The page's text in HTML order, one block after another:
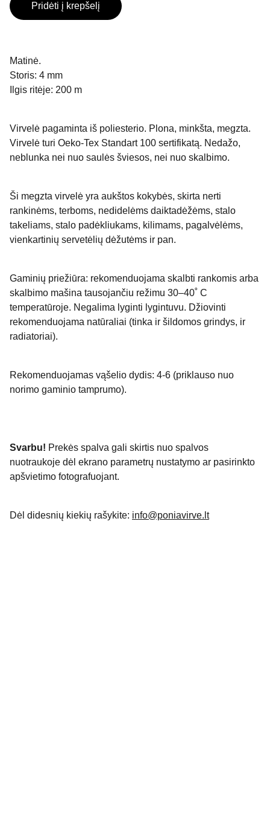
Pridėti į krepšelį
Matinė.
Storis: 4 mm
Ilgis ritėje: 200 m
Virvelė pagaminta iš poliesterio. Plona, minkšta, megzta.
Virvelė turi Oeko-Tex Standart 100 sertifikatą. Nedažo,
neblunka nei nuo saulės šviesos, nei nuo skalbimo.
Ši megzta virvelė yra aukštos kokybės, skirta nerti
rankinėms, terboms, nedidelėms daiktadėžėms, stalo
takeliams, stalo padėkliukams, kilimams, pagalvėlėms,
vienkartinių servetėlių dėžutėms ir pan.
Gaminių priežiūra: rekomenduojama skalbti rankomis arba
skalbimo mašina tausojančiu režimu 30–40˚ C
temperatūroje. Negalima lyginti lygintuvu. Džiovinti
rekomenduojama natūraliai (tinka ir šildomos grindys, ir
radiatoriai).
Rekomenduojamas vąšelio dydis: 4-6 (priklauso nuo
norimo gaminio tamprumo).
Svarbu! Prekės spalva gali skirtis nuo spalvos
nuotraukoje dėl ekrano parametrų nustatymo ar pasirinkto
apšvietimo fotografuojant.
Dėl didesnių kiekių rašykite: info@poniavirve.lt